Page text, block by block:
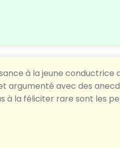
à la jeune conductrice
argumenté avec des
à la féliciter rare sont les